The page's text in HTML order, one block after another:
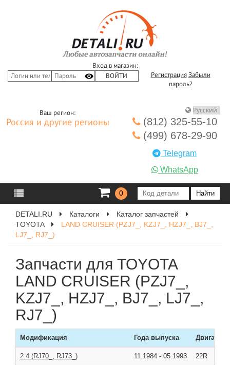
Вход в магазин:
Регистрация Забыли
пароль?
Ваш регион:
Россия и другие регионы
(812) 325-55-10
(499) 678-29-90
Telegram
WhatsApp
0
DETALI.RU Каталоги
Каталог запчастей
TOYOTA
LAND CRUISER (PZJ7_, KZJ7_, HZJ7_, BJ7_,
LJ7_, RJ7_)
Запчасти для TOYOTA
LAND CRUISER (PZJ7_,
KZJ7_, HZJ7_, BJ7_, LJ7_,
RJ7_)
Модификация Года выпуска Двигатель
2.4 (RJ70_, RJ73_) 11.1984 - 05.1993 22R